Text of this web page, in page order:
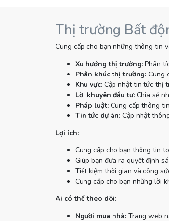
Thị trường Bất
Cung cấp cho bạn những thông tin
Xu hướng thị trường:Phân
Phân khúc thị trường:Cung
Khu vực:Cập nhật tin tức thị
Lời khuyên đầu tư:Chia sẻ
Pháp luật:Cung cấp thông
Tin tức dự án:Cập nhật
Lợi ích:
Cung cấp cho bạn thông tin
Giúp bạn đưa ra quyết định
Tiết kiệm thời gian và công
Cung cấp cho bạn những lời
Ai có thể theo dõi:
Người mua nhà:Trang web